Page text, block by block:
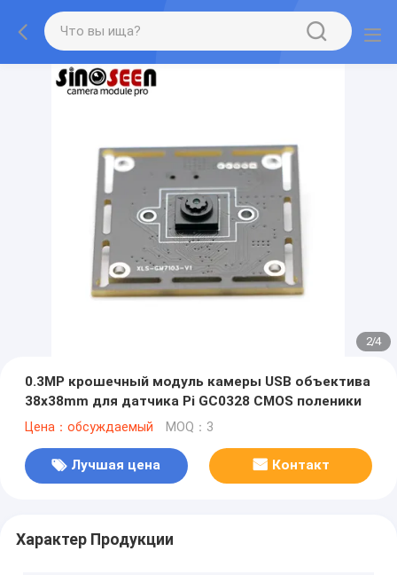
2/4
0.3MP крошечный модуль камеры USB объектива
38x38mm для датчика Pi GC0328 CMOS поленики
Цена：обсуждаемый MOQ：3
Лучшая цена Контакт
Характер Продукции